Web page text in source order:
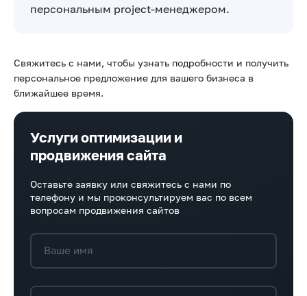
персональным project-менеджером.
Свяжитесь с нами, чтобы узнать подробности и получить
персональное предложение для вашего бизнеса в
ближайшее время.
Услуги оптимизации и
продвижения сайта
Оставьте заявку или свяжитесь с нами по
телефону и мы проконсультируем вас по всем
вопросам продвижения сайтов
Ваше имя